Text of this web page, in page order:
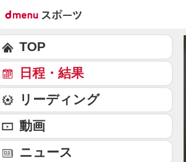
TOP
日程・結果
リーディング
動画
ニュース